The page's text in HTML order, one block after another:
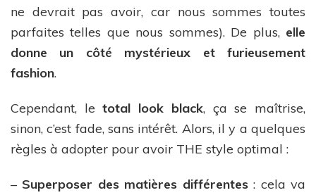
ne devrait pas avoir, car nous sommes toutes
parfaites telles que nous sommes). De plus, elle
donne un côté mystérieux et furieusement
fashion.
Cependant, letotal look black, ça se maîtrise,
sinon, c’est fade, sans intérêt. Alors, il y a quelques
règles à adopter pour avoir THE style optimal :
– Superposer des matières différentes: cela va